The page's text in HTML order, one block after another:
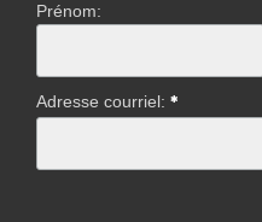
Prénom:
Adresse courriel: